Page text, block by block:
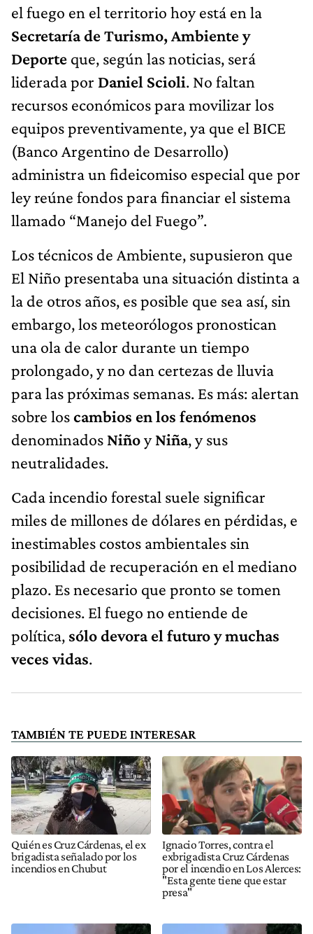
el fuego en el territorio hoy está en la
Secretaría de Turismo, Ambiente y
Deporte que, según las noticias, será
liderada por Daniel Scioli. No faltan
recursos económicos para movilizar los
equipos preventivamente, ya que el BICE
(Banco Argentino de Desarrollo)
administra un fideicomiso especial que por
ley reúne fondos para financiar el sistema
llamado “Manejo del Fuego”.
Los técnicos de Ambiente, supusieron que
El Niño presentaba una situación distinta a
la de otros años, es posible que sea así, sin
embargo, los meteorólogos pronostican
una ola de calor durante un tiempo
prolongado, y no dan certezas de lluvia
para las próximas semanas. Es más: alertan
sobre loscambios en los fenómenos
denominados NiñoyNiña, y sus
neutralidades.
Cada incendio forestal suele significar
miles de millones de dólares en pérdidas, e
inestimables costos ambientales sin
posibilidad de recuperación en el mediano
plazo. Es necesario que pronto se tomen
decisiones. El fuego no entiende de
política, sólo devora el futuro y muchas
veces vidas.
TAMBIÉN TE PUEDE INTERESAR
Quién es Cruz Cárdenas, el ex
brigadista señalado por los
incendios en Chubut
Ignacio Torres, contra el
exbrigadista Cruz Cárdenas
por el incendio en Los Alerces:
"Esta gente tiene que estar
presa"